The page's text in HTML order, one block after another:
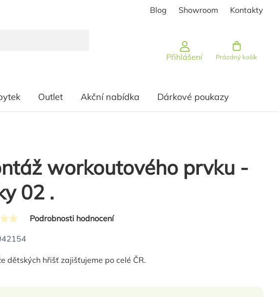
Blog Showroom Kontakty
Přihlášení Nákupní košík
Prázdný košík
Outlet Akční nabídka Dárkové poukazy
workoutového prvku -
02 .
Podrobnosti hodnocení
dětských hřišť zajišťujeme po celé ČR.